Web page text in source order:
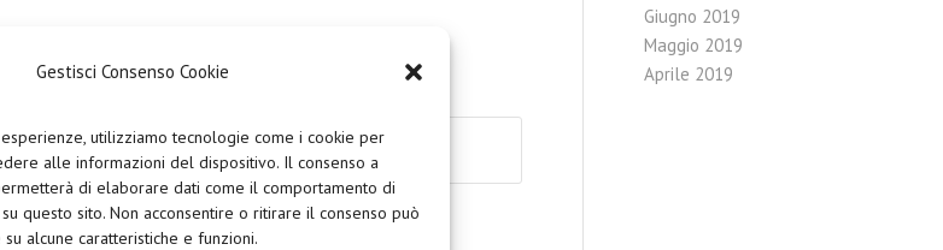
Gestisci Consenso Cookie
utilizziamo tecnologie come i cookie per
alle informazioni del dispositivo. Il consenso a
di elaborare dati come il comportamento di
questo sito. Non acconsentire o ritirare il consenso può
alcune caratteristiche e funzioni.
Giugno 2019
Maggio 2019
Aprile 2019